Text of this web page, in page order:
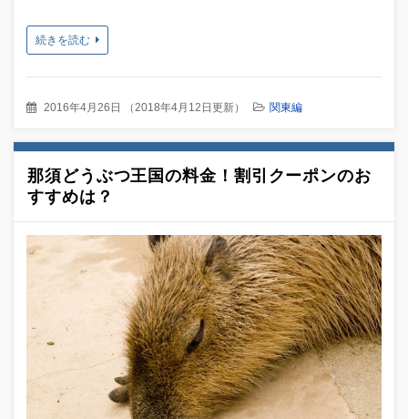
続きを読む
2016年4月26日 （2018年4月12日更新） 関東編
那須どうぶつ王国の料金！割引クーポンのお
すすめは？